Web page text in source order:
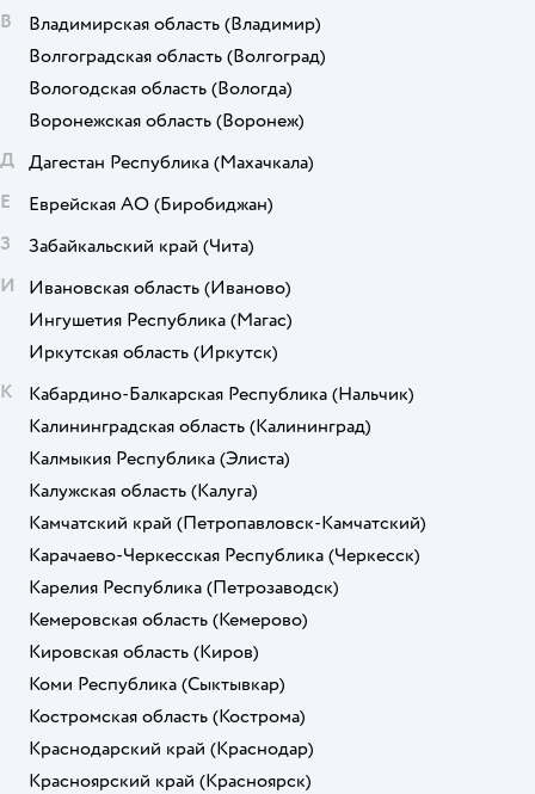
В
Владимирская область (Владимир)
Волгоградская область (Волгоград)
Вологодская область (Вологда)
Воронежская область (Воронеж)
Д Дагестан Республика (Махачкала)
Е
Еврейская АО (Биробиджан)
З
Забайкальский край (Чита)
И
Ивановская область (Иваново)
Ингушетия Республика (Магас)
Иркутская область (Иркутск)
К
Кабардино-Балкарская Республика (Нальчик)
Калининградская область (Калининград)
Калмыкия Республика (Элиста)
Калужская область (Калуга)
Камчатский край (Петропавловск-Камчатский)
Карачаево-Черкесская Республика (Черкесск)
Карелия Республика (Петрозаводск)
Кемеровская область (Кемерово)
Кировская область (Киров)
Коми Республика (Сыктывкар)
Костромская область (Кострома)
Краснодарский край (Краснодар)
Красноярский край (Красноярск)